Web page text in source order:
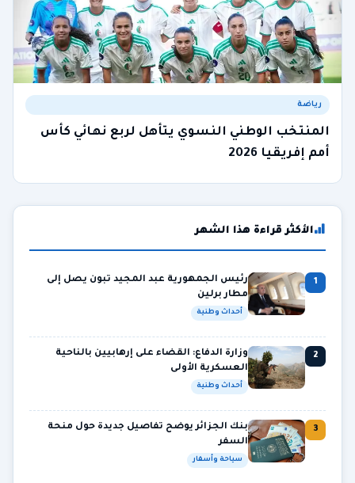
رياضة
المنتخب الوطني النسوي يتأهل لربع نهائي كأس
أمم إفريقيا 2026
الأكثر قراءة هذا الشهر
1
رئيس الجمهورية عبد المجيد تبون يصل إلى
مطار برلين
أحداث وطنية
2
وزارة الدفاع: القضاء على إرهابيين بالناحية
العسكرية الأولى
أحداث وطنية
3
بنك الجزائر يوضح تفاصيل جديدة حول منحة
السفر
سياحة وأسفار